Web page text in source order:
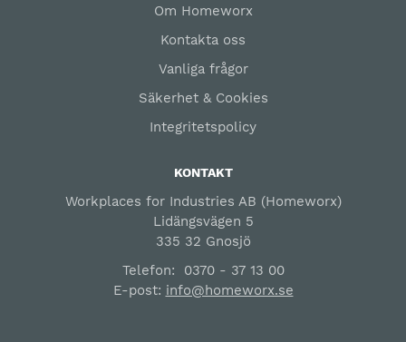
Om Homeworx
Kontakta oss
Vanliga frågor
Säkerhet & Cookies
Integritetspolicy
KONTAKT
Workplaces for Industries AB (Homeworx)
Lidängsvägen 5
335 32 Gnosjö
Telefon: 0370 - 37 13 00
E-post: info@homeworx.se